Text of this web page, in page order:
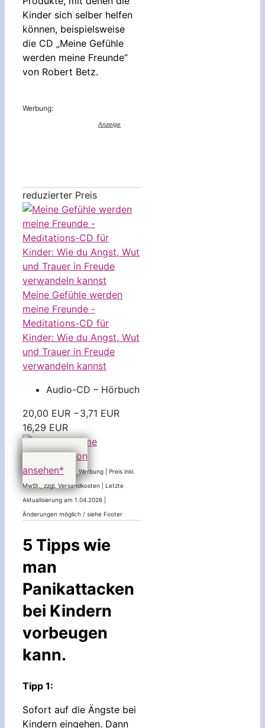
Kinder sich selber helfen
können, beispielsweise
die CD „Meine Gefühle
werden meine Freunde“
von Robert Betz.
Werbung:
reduzierter Preis
Meine Gefühle werden
meine Freunde -
Meditations-CD für
Kinder: Wie du Angst, Wut
und Trauer in Freude
verwandeln kannst
Audio-CD – Hörbuch
20,00 EUR −3,71 EUR
16,29 EUR
bei Amazon
ansehen*
Werbung | Preis inkl.
MwSt., zzgl. Versandkosten | Letzte
Aktualisierung am 1.04.2026 |
Änderungen möglich / siehe Footer
5 Tipps wie
man
Panikattacken
bei Kindern
vorbeugen
kann.
Tipp 1:
Sofort auf die Ängste bei
Kindern eingehen. Dann